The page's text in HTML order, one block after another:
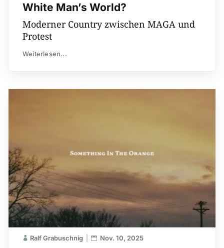
White Man’s World?
Moderner Country zwischen MAGA und
Protest
Weiterlesen...
Ralf Grabuschnig Nov. 10, 2025